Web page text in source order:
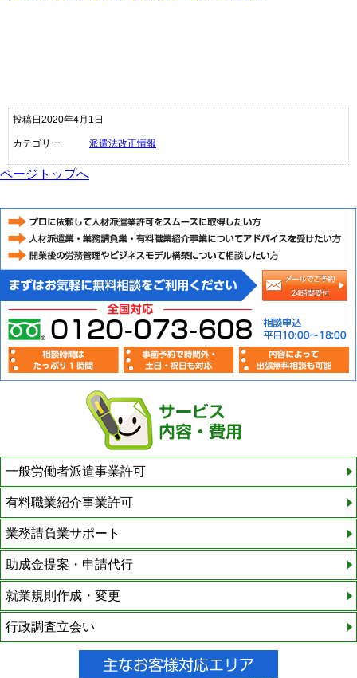
投稿日2020年4月1日
カテゴリー 派遣法改正情報
ページトップへ
一般労働者派遣事業許可
有料職業紹介事業許可
業務請負業サポート
助成金提案・申請代行
就業規則作成・変更
行政調査立会い